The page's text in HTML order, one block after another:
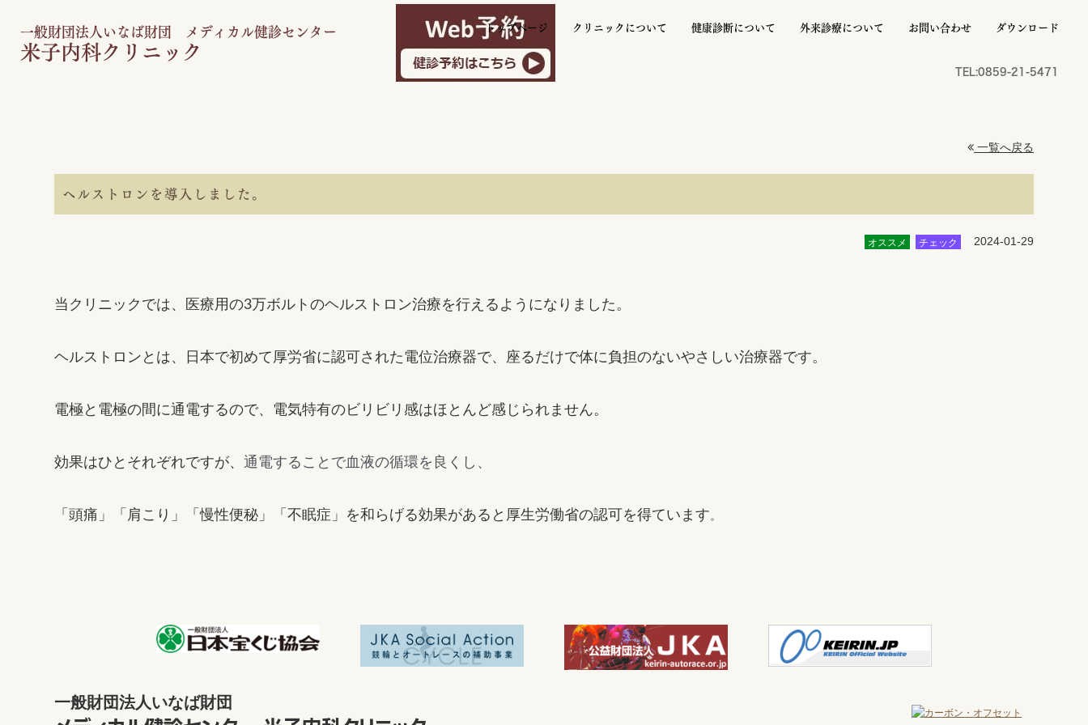
一般財団法人いなば財団 メディカル健診センター
米子内科クリニック
TEL:0859-21-5471
トップページ クリニックについて 健康診断について 外来診療について お問い合わせ ダウンロード
一覧へ戻る
ヘルストロンを導入しました。
2024-01-29
オススメ チェック
当クリニックでは、医療用の3万ボルトのヘルストロン治療を行えるようになりました。
ヘルストロンとは、日本で初めて厚労省に認可された電位治療器で、座るだけで体に負担のないやさしい治療器です。
電極と電極の間に通電するので、電気特有のビリビリ感はほとんど感じられません。
効果はひとそれぞれですが、 通電することで血液の循環を良くし、
「頭痛」「肩こり」「慢性便秘」「不眠症」を和らげる効果があると厚生労働省の認可を得ています。
一般財団法人いなば財団